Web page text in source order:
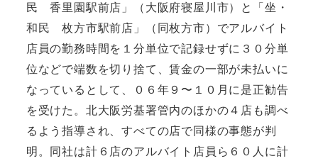
民 香里園駅前店」（大阪府寝屋川市）と「坐・
和民 枚方市駅前店」（同枚方市）でアルバイト
店員の勤務時間を１分単位で記録せずに３０分単
位などで端数を切り捨て、賃金の一部が未払いに
なっているとして、０６年９〜１０月に是正勧告
を受けた。北大阪労基署管内のほかの４店も調べ
るよう指導され、すべての店で同様の事態が判
明。同社は計６店のアルバイト店員ら６０人に計